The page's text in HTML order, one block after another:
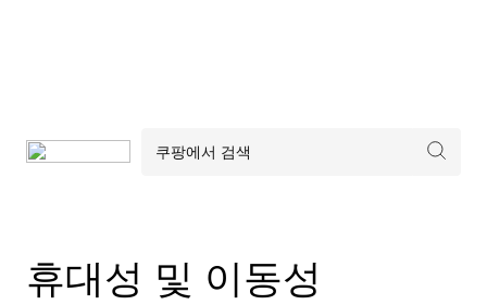
휴대성 및 이동성